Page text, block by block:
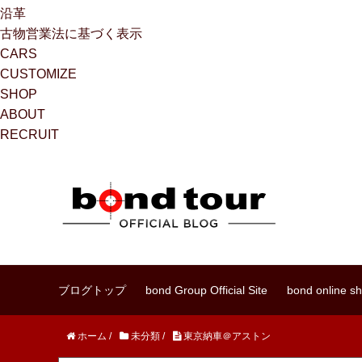
沿革
古物営業法に基づく表示
CARS
CUSTOMIZE
SHOP
ABOUT
RECRUIT
ブログトップ bond Group Official Site bond online
ホーム / 未分類 / 東京納車＠アストン